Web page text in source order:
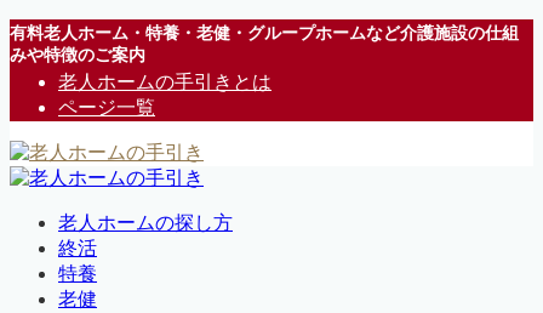
有料老人ホーム・特養・老健・グループホームなど介護施設の仕組
みや特徴のご案内
老人ホームの手引きとは
ページ一覧
老人ホームの探し方
終活
特養
老健